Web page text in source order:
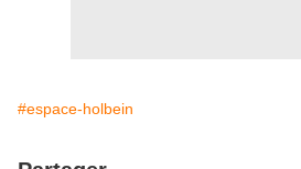
#espace-holbein